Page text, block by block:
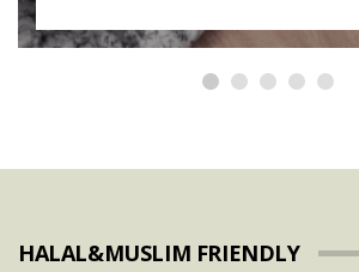
HALAL&MUSLIM FRIENDLY